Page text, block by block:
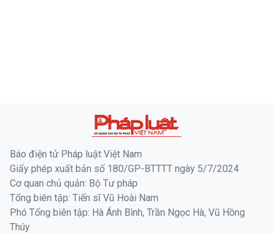
Báo điện tử Pháp luật Việt Nam
Giấy phép xuất bản số 180/GP-BTTTT ngày 5/7/2024
Cơ quan chủ quản: Bộ Tư pháp
Tổng biên tập: Tiến sĩ Vũ Hoài Nam
Phó Tổng biên tập: Hà Ánh Bình, Trần Ngọc Hà, Vũ Hồng
Thúy